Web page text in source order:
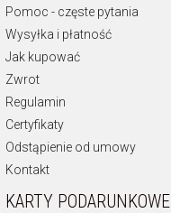
Pomoc - częste pytania
Wysyłka i płatność
Jak kupować
Zwrot
Regulamin
Certyfikaty
Odstąpienie od umowy
Kontakt
KARTY PODARUNKOWE